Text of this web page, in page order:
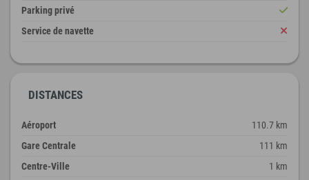
Parking privé
Service de navette
DISTANCES
Aéroport
110.7 km
Gare Centrale
111 km
Centre-Ville
1 km